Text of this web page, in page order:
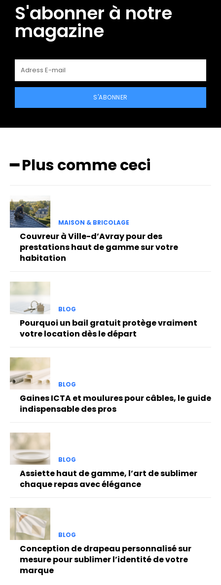
S'abonner à notre
magazine
S'ABONNER
━ Plus comme ceci
MAISON & BRICOLAGE
Couvreur à Ville-d’Avray pour des
prestations haut de gamme sur votre
habitation
BLOG
Pourquoi un bail gratuit protège vraiment
votre location dès le départ
BLOG
Gaines ICTA et moulures pour câbles, le guide
indispensable des pros
BLOG
Assiette haut de gamme, l’art de sublimer
chaque repas avec élégance
BLOG
Conception de drapeau personnalisé sur
mesure pour sublimer l’identité de votre
marque